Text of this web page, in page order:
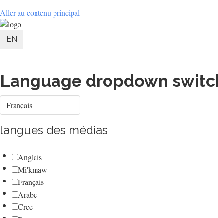
Aller au contenu principal
User
menu
EN
Language dropdown
Select
your
langues des médias
Anglais
Mi'kmaw
Français
Arabe
Cree